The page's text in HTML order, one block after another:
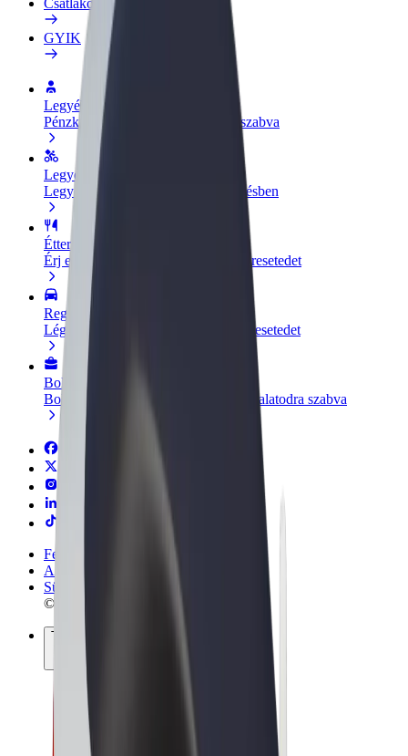
Csatlakozás
GYIK
Legyél sofőr
Pénzkereseti lehetőség igényeidre szabva
Legyél futár
Legyél futár és részesülj heti kifizetésben
Étterem vagy üzlet hozzáadása
Érj el több felhasználót és növeld keresetedet
Regisztrálj flottatulajdonosként
Légy Bolt flottapartner és növeld keresetedet
Bolt for Business
Bolt termékek és szolgáltatások a vállalatodra szabva
Felhasználási feltételek
Adatvédelem
Sütik
© 2026 Bolt Technology OÜ
Termékek
Utazás
Rollerek
Bolt Market